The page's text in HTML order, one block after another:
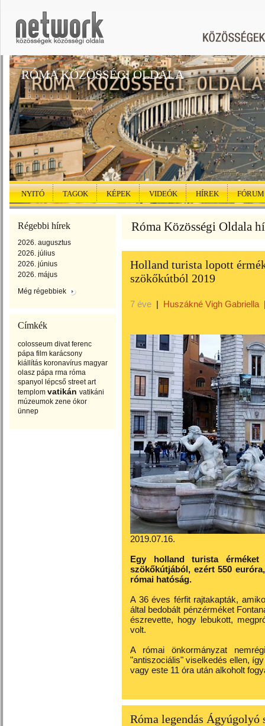
RÓMA KÖZÖSSÉGI OLDALA
NYITÓ TAGOK KÉPEK VIDEÓK HÍREK FÓRUM
Régebbi hírek
2026. augusztus
2026. július
2026. június
2026. május
Még régebbiek
Címkék
colosseum divat ferenc
pápa film karácsony
kiállítás koronavírus magyar
olasz pápa rma róma
spanyol lépcső street art
templom vatikán vatikáni
múzeumok zene ókor
ünnep
Róma Közösségi Oldala
Holland turista lopott
szökőkútból 2019
7 éve | Huszákné Vigh Gabriella
2019.07.16.
Egy holland turista
szökőkútjából, ezért 550
római hatóság.
A 36 éves férfit rajtakapták,
által bedobált pénzérméket
észrevette, hogy lebukott,
volt.
A római önkormányzat
"antiszociális" viselkedés ellen,
vagy este 11 óra után alkoholt
Róma legendás